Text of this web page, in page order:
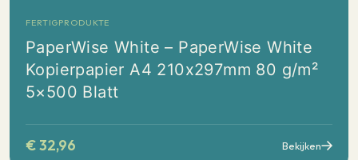
FERTIGPRODUKTE
PaperWise White – PaperWise White
Kopierpapier A4 210x297mm 80 g/m²
5×500 Blatt
€32,96 Bekijken